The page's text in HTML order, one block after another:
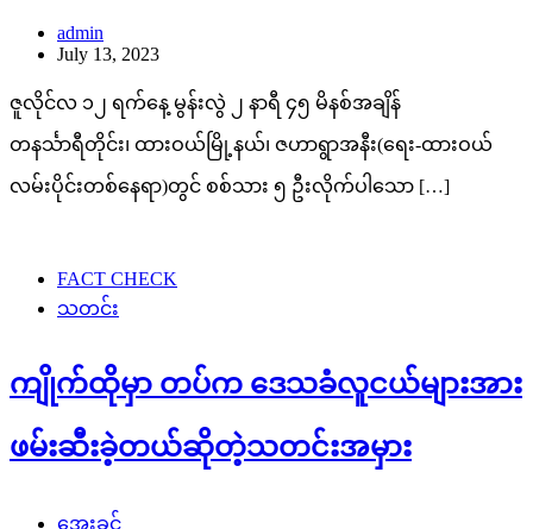
admin
July 13, 2023
ဇူလိုင်လ ၁၂ ရက်နေ့ မွန်းလွဲ ၂ နာရီ ၄၅ မိနစ်အချိန်
တနင်္သာရီတိုင်း၊ ထားဝယ်မြို့နယ်၊ ဇဟာရွာအနီး(ရေး-ထားဝယ်
လမ်းပိုင်းတစ်နေရာ)တွင် စစ်သား ၅ ဦးလိုက်ပါသော […]
FACT CHECK
သတင်း
ကျိုက်ထိုမှာ တပ်က ဒေသခံလူငယ်များအား
ဖမ်းဆီးခဲ့တယ်ဆိုတဲ့သတင်းအမှား
အေးခင်